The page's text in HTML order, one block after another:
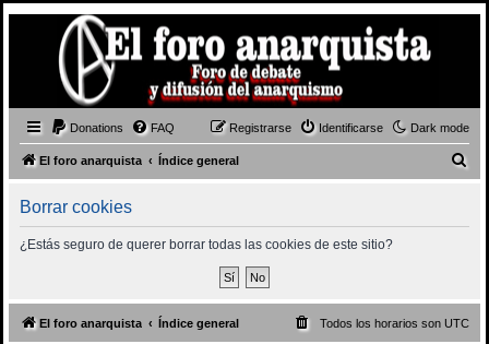
Dark mode
Donations FAQ Identificarse
Registrarse
El foro anarquista Índice general
Borrar cookies
¿Estás seguro de querer borrar todas las cookies de este sitio?
El foro anarquista Índice general Todos los horarios son UTC